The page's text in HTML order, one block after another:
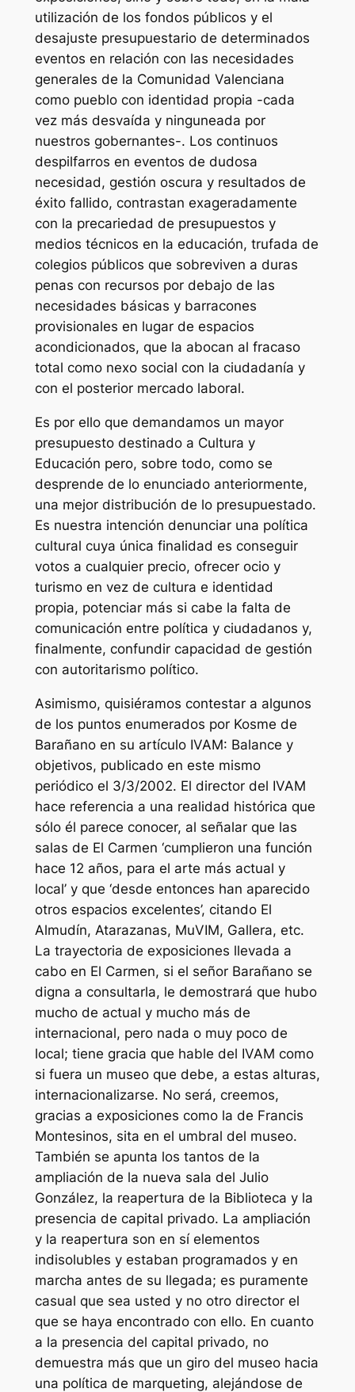
utilización de los fondos públicos y el
desajuste presupuestario de determinados
eventos en relación con las necesidades
generales de la Comunidad Valenciana
como pueblo con identidad propia -cada
vez más desvaída y ninguneada por
nuestros gobernantes-. Los continuos
despilfarros en eventos de dudosa
necesidad, gestión oscura y resultados de
éxito fallido, contrastan exageradamente
con la precariedad de presupuestos y
medios técnicos en la educación, trufada de
colegios públicos que sobreviven a duras
penas con recursos por debajo de las
necesidades básicas y barracones
provisionales en lugar de espacios
acondicionados, que la abocan al fracaso
total como nexo social con la ciudadanía y
con el posterior mercado laboral.
Es por ello que demandamos un mayor
presupuesto destinado a Cultura y
Educación pero, sobre todo, como se
desprende de lo enunciado anteriormente,
una mejor distribución de lo presupuestado.
Es nuestra intención denunciar una política
cultural cuya única finalidad es conseguir
votos a cualquier precio, ofrecer ocio y
turismo en vez de cultura e identidad
propia, potenciar más si cabe la falta de
comunicación entre política y ciudadanos y,
finalmente, confundir capacidad de gestión
con autoritarismo político.
Asimismo, quisiéramos contestar a algunos
de los puntos enumerados por Kosme de
Barañano en su artículo IVAM: Balance y
objetivos, publicado en este mismo
periódico el 3/3/2002. El director del IVAM
hace referencia a una realidad histórica que
sólo él parece conocer, al señalar que las
salas de El Carmen ‘cumplieron una función
hace 12 años, para el arte más actual y
local’ y que ‘desde entonces han aparecido
otros espacios excelentes’, citando El
Almudín, Atarazanas, MuVIM, Gallera, etc.
La trayectoria de exposiciones llevada a
cabo en El Carmen, si el señor Barañano se
digna a consultarla, le demostrará que hubo
mucho de actual y mucho más de
internacional, pero nada o muy poco de
local; tiene gracia que hable del IVAM como
si fuera un museo que debe, a estas alturas,
internacionalizarse. No será, creemos,
gracias a exposiciones como la de Francis
Montesinos, sita en el umbral del museo.
También se apunta los tantos de la
ampliación de la nueva sala del Julio
González, la reapertura de la Biblioteca y la
presencia de capital privado. La ampliación
y la reapertura son en sí elementos
indisolubles y estaban programados y en
marcha antes de su llegada; es puramente
casual que sea usted y no otro director el
que se haya encontrado con ello. En cuanto
a la presencia del capital privado, no
demuestra más que un giro del museo hacia
una política de marqueting, alejándose de